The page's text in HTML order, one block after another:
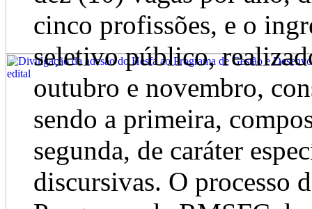
cinco profissões, e o
seletivo público,
outubro e novembro,
sendo a primeira,
segunda, de caráter
discursivas. O processo